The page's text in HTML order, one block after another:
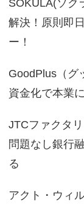
SOKULA(ソク
解決！原則即
ー！
GoodPlus（グ
資金化で本業
JTCファクタ
問題なし銀行
る
アクト・ウィ